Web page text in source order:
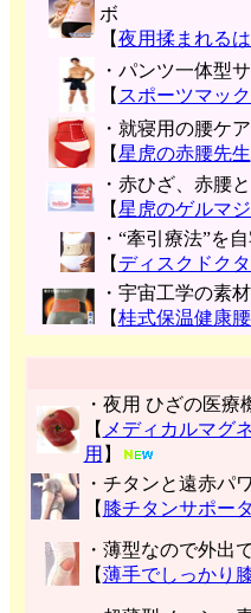
ボ
【夜用揉まれる
・パンツ一体型
【 スポーツマッ
・就寝用の腰ケ
【星虎の赤腰先生
・赤ひざ、赤腰
【星虎のゲルマ
・“牽引療法”を
【 ディスクドク
・宇宙工学の素
【桂式保温健康
・夜用 ひざの医療
【 メディカルマ
用 】
・チタンと遠赤パ
【 膝チタンサポー
・薄型なので外出
【薄手でしっかり